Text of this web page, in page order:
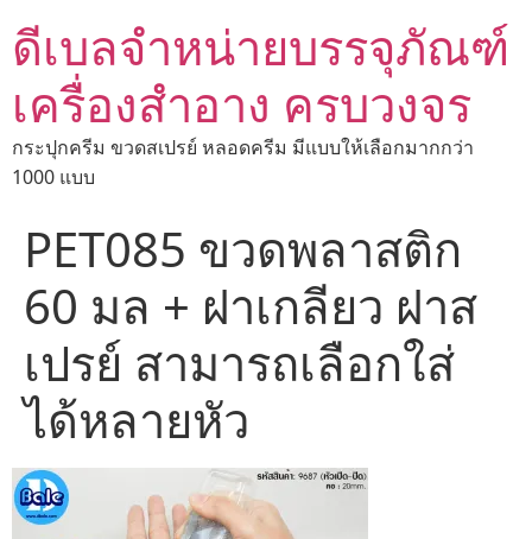
ดีเบลจำหน่ายบรรจุภัณฑ์
เครื่องสำอาง ครบวงจร
กระปุกครีม ขวดสเปรย์ หลอดครีม มีแบบให้เลือกมากกว่า
1000 แบบ
PET085 ขวดพลาสติก
60 มล + ฝาเกลียว ฝาส
เปรย์ สามารถเลือกใส่
ได้หลายหัว